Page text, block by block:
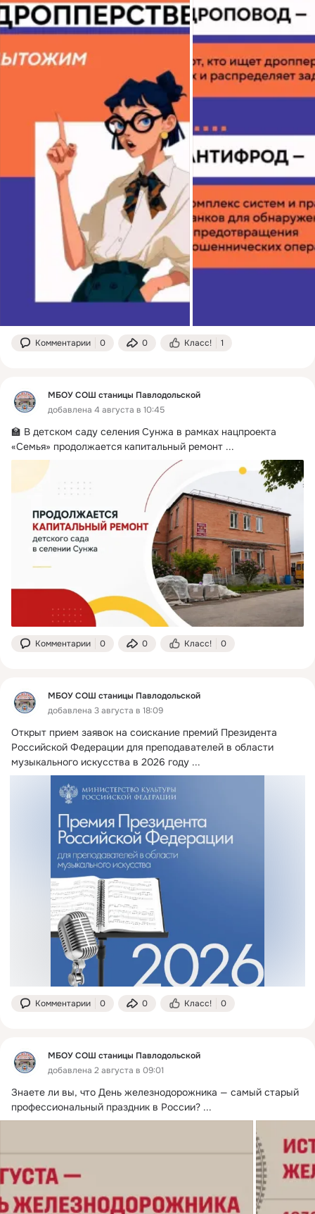
Комментарии 0 0 Класс! 1
МБОУ СОШ станицы Павлодольской
добавлена 4 августа в 10:45
🏫 В детском саду селения Сунжа в рамках нацпроекта
«Семья» продолжается капитальный ремонт ...
Комментарии 0 0 Класс! 0
МБОУ СОШ станицы Павлодольской
добавлена 3 августа в 18:09
Открыт прием заявок на соискание премий Президента
Российской Федерации для преподавателей в области
музыкального искусства в 2026 году ...
Комментарии 0 0 Класс! 0
МБОУ СОШ станицы Павлодольской
добавлена 2 августа в 09:01
Знаете ли вы, что День железнодорожника — самый старый
профессиональный праздник в России? ...